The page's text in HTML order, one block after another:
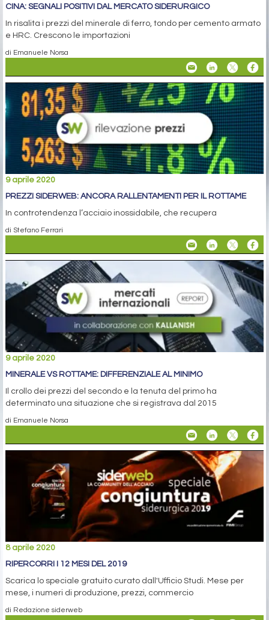
CINA: SEGNALI POSITIVI DAL MERCATO SIDERURGICO
In risalita i prezzi del minerale di ferro, tondo per cemento armato
e HRC. Crescono le importazioni
di Emanuele Norsa
9 aprile 2020
PREZZI SIDERWEB: ANCORA RALLENTAMENTI PER IL ROTTAME
In controtendenza l’acciaio inossidabile, che recupera
di Stefano Ferrari
9 aprile 2020
MINERALE VS ROTTAME: DIFFERENZIALE AL MINIMO
Il crollo dei prezzi del secondo e la tenuta del primo ha
determinato una situazione che si registrava dal 2015
di Emanuele Norsa
8 aprile 2020
RIPERCORRI I 12 MESI DEL 2019
Scarica lo speciale gratuito curato dall'Ufficio Studi. Mese per
mese, i numeri di produzione, prezzi, commercio
di Redazione siderweb